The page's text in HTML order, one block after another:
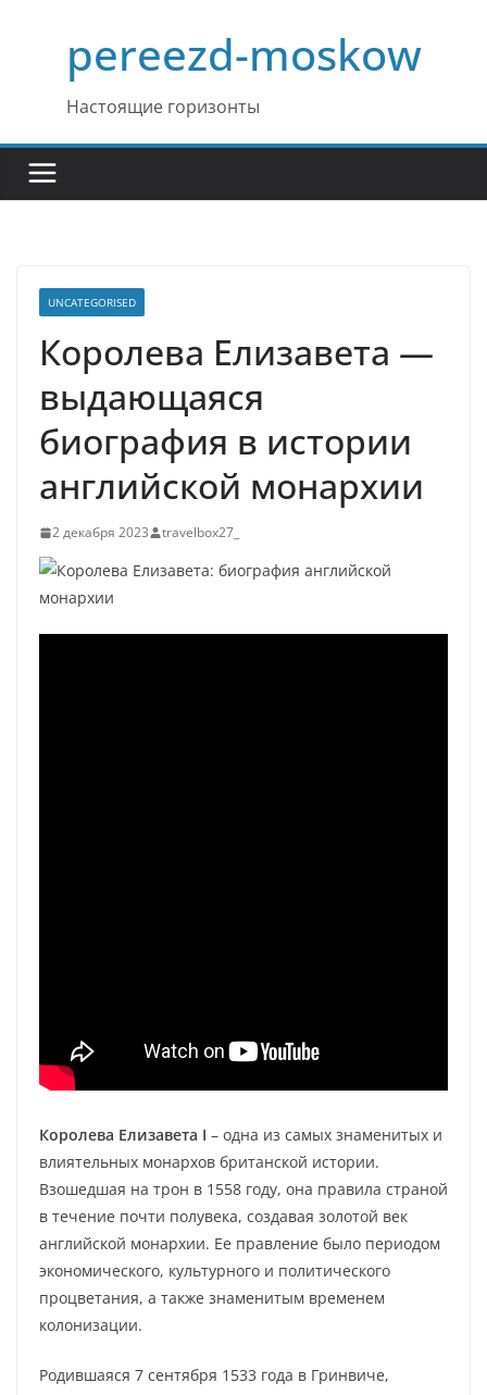
содержимомуpereezd-moskow
Настоящие горизонты
UNCATEGORISED
Королева Елизавета —
выдающаяся
биография в истории
английской монархии
2 декабря 2023 travelbox27_
Королева Елизавета I – одна из самых знаменитых и
влиятельных монархов британской истории.
Взошедшая на трон в 1558 году, она правила страной
в течение почти полувека, создавая золотой век
английской монархии. Ее правление было периодом
экономического, культурного и политического
процветания, а также знаменитым временем
колонизации.
Родившаяся 7 сентября 1533 года в Гринвиче,